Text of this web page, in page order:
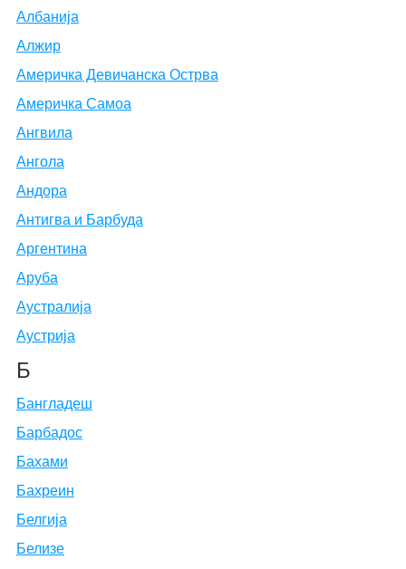
Албанија
Алжир
Америчка Девичанска Острва
Америчка Самоа
Ангвила
Ангола
Андора
Антигва и Барбуда
Аргентина
Аруба
Аустралија
Аустрија
Б
Бангладеш
Барбадос
Бахами
Бахреин
Белгија
Белизе